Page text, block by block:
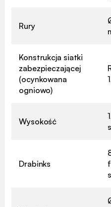
Rury
Konstrukcja siatki
zabezpieczającej
(ocynkowana
ogniowo)
Wysokość
Drabinks